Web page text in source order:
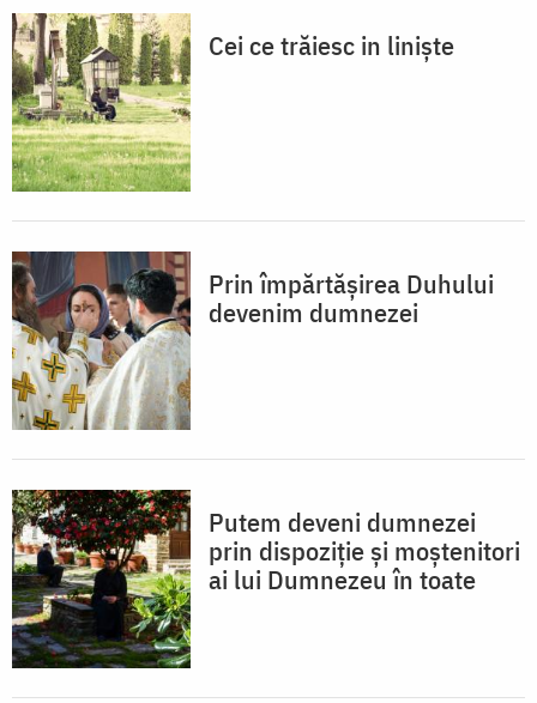
Cei ce trăiesc in linişte
Prin împărtăşirea Duhului
devenim dumnezei
Putem deveni dumnezei
prin dispoziţie şi moştenitori
ai lui Dumnezeu în toate